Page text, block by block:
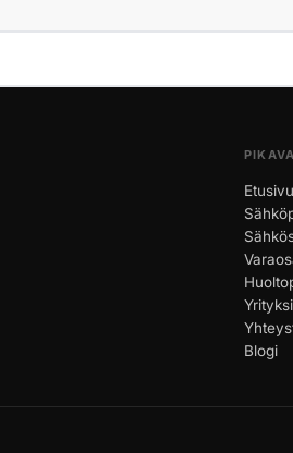
Etusivu
Blogi